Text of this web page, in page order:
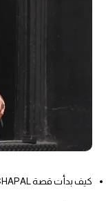
كيف بدأت قصة CHAPAL في الولايات المتحدة؟